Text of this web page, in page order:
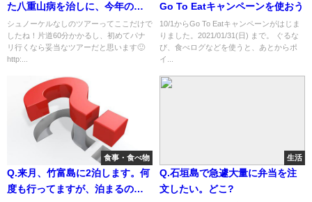
た八重山病を治しに、今年の夏
も石垣「帰郷」計画中で、今回
は是非とも「パナリ」に渡りた
いと思っています😄 ただ日程
間くらい）でシュノーケルなし
で行ければと思っているのです
が、ネットなどではシュノーケ
ル付きの１日ツアー（朝8時半ご
ろから夕方18時くらいまで）し
か見つかりません。船をチャー
ターするほどの予算も、もちろ
ん出せません😰 お手頃な料金
シュノーケルなしのツアーってここだけで
したね！片道60分かかるし、初めてパナ
リ行くなら妥当なツアーだと思います🙂
http:...
Go To Eatキャンペーンを使おう
10/1からGo To Eatキャンペーンがはじま
りました。2021/01/31(日) まで。 ぐるな
び、食べログなどを使うと、あとからポ
イ...
食事・食べ物
Q.来月、竹富島に2泊します。何
度も行ってますが、泊まるのは
生活
Q.石垣島で急遽大量に弁当を注
文したい。どこ?